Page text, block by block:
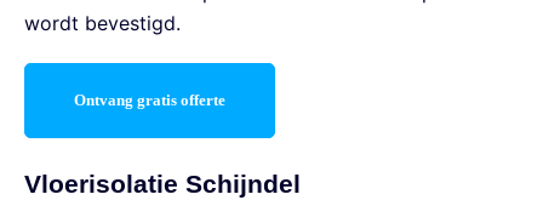
wordt bevestigd.
Ontvang gratis offerte
Vloerisolatie Schijndel